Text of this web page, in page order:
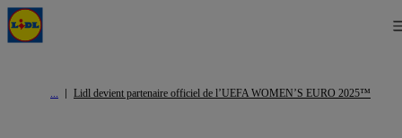
Lidl devient partenaire officiel de l’UEFA WOMEN’S EURO 2025™